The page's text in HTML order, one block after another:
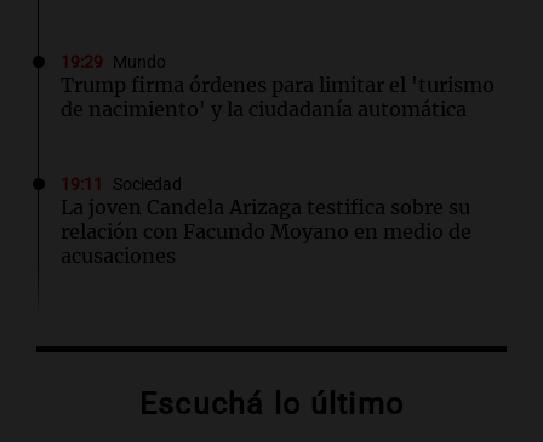
19:29 Mundo
Trump firma órdenes para limitar el 'turismo
de nacimiento' y la ciudadanía automática
19:11 Sociedad
La joven Candela Arizaga testifica sobre su
relación con Facundo Moyano en medio de
acusaciones
Finalizan las lluvias en el AMBA: frío extremo
Escuchá lo último